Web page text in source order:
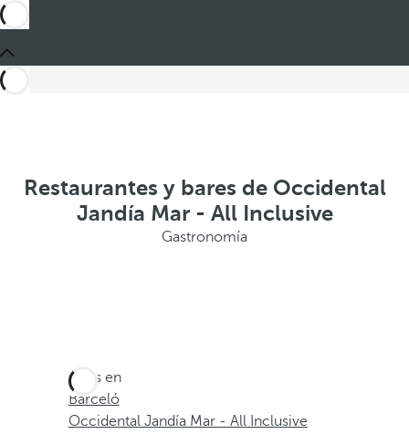
Restaurantes y bares de Occidental
Jandía Mar - All Inclusive
Gastronomía
Estás en
Barceló
Occidental Jandía Mar - All Inclusive